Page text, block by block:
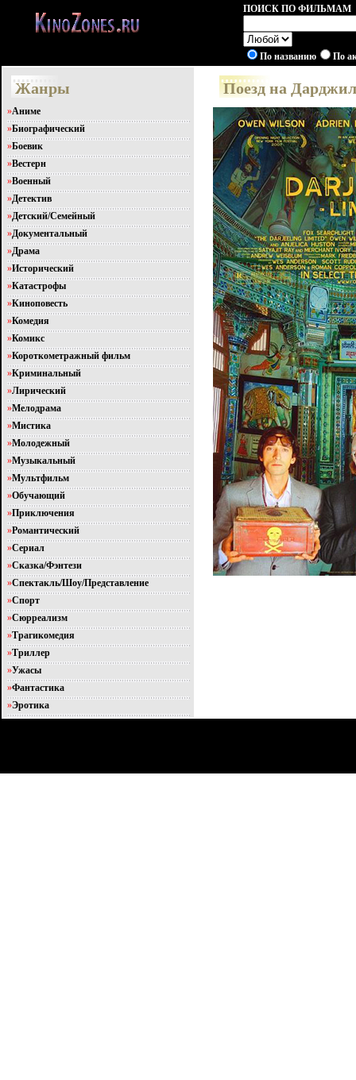
ПОИСК ПО ФИЛЬМАМ
По названию По
Жанры
»Аниме
»Биографический
»Боевик
»Вестерн
»Военный
»Детектив
»Детский/Семейный
»Документальный
»Драма
»Исторический
»Катастрофы
»Киноповесть
»Комедия
»Комикс
»Короткометражный фильм
»Криминальный
»Лирический
»Мелодрама
»Мистика
»Молодежный
»Музыкальный
»Мультфильм
»Обучающий
»Приключения
»Романтический
»Сериал
»Сказка/Фэнтези
»Спектакль/Шоу/Представление
»Спорт
»Сюрреализм
»Трагикомедия
»Триллер
»Ужасы
»Фантастика
»Эротика
Поезд на